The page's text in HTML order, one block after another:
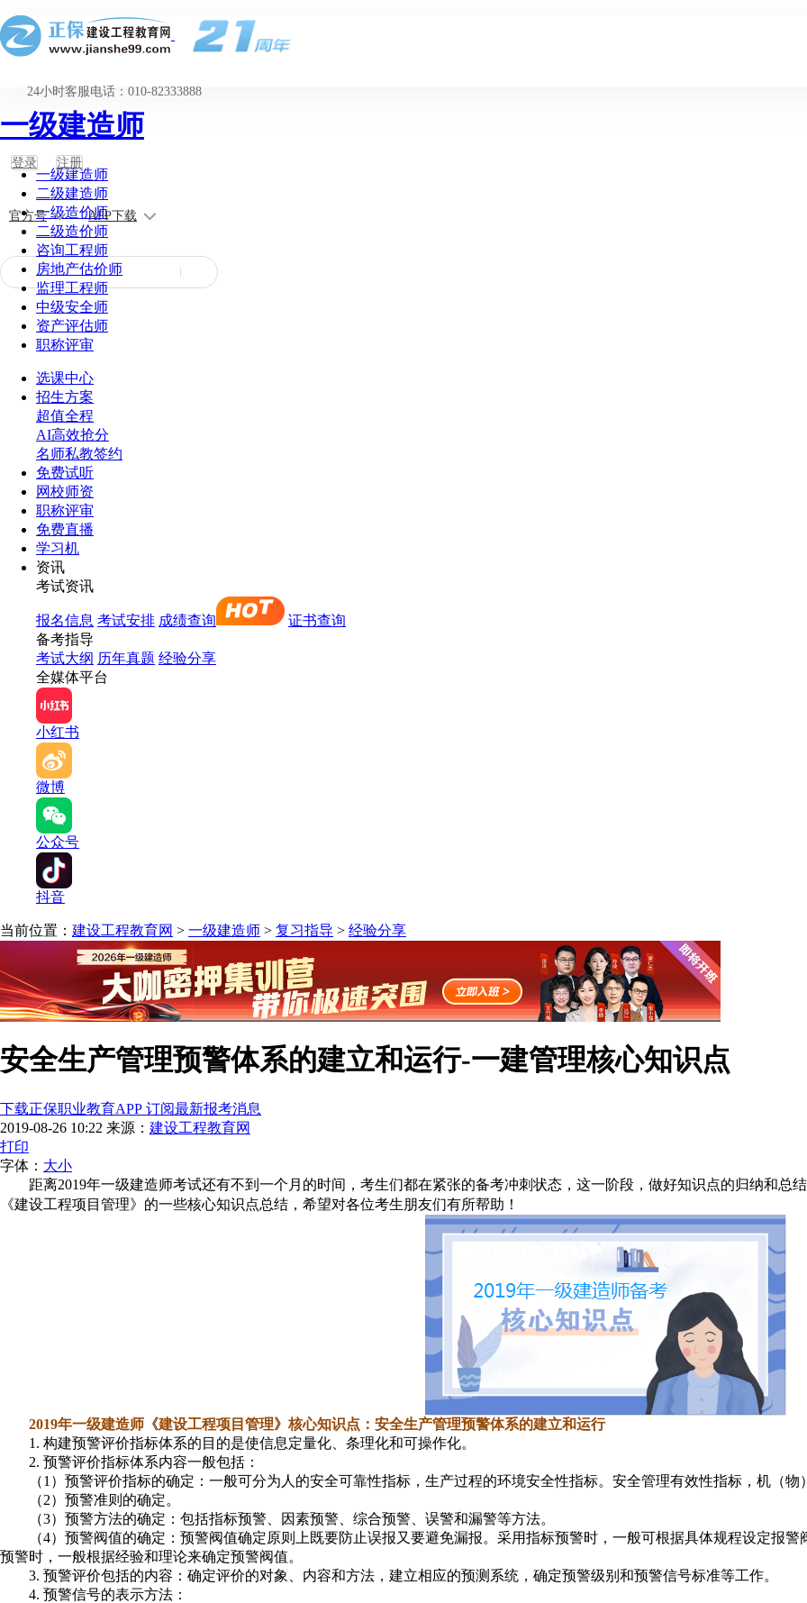
24小时客服电话：010-82333888
登录 注册
官方号 APP下载
一级建造师
一级建造师
二级建造师
一级造价师
二级造价师
咨询工程师
房地产估价师
监理工程师
中级安全师
资产评估师
职称评审
选课中心
招生方案
超值全程
AI高效抢分
名师私教签约
免费试听
网校师资
职称评审
免费直播
学习机
资讯
考试资讯
报名信息 考试安排 成绩查询
证书查询
备考指导
考试大纲 历年真题 经验分享
全媒体平台
小红书
微博
公众号
抖音
当前位置： 建设工程教育网 > 一级建造师 > 复习指导 > 经验分享
安全生产管理预警体系的建立和运行-一建管理核心知识点
下载正保职业教育APP 订阅最新报考消息
2019-08-26 10:22 来源： 建设工程教育网
打印
字体： 大小
距离2019年一级建造师考试还有不到一个月的时间，考生们都在紧张的备考冲刺状态，这一阶段，做好知识点的归纳和总
《建设工程项目管理》的一些核心知识点总结，希望对各位考生朋友们有所帮助！
2019年一级建造师《建设工程项目管理》核心知识点：安全生产管理预警体系的建立和运行
1. 构建预警评价指标体系的目的是使信息定量化、条理化和可操作化。
2. 预警评价指标体系内容一般包括：
（1）预警评价指标的确定：一般可分为人的安全可靠性指标，生产过程的环境安全性指标。安全管理有效性指标，机（物
（2）预警准则的确定。
（3）预警方法的确定：包括指标预警、因素预警、综合预警、误警和漏警等方法。
（4）预警阀值的确定：预警阀值确定原则上既要防止误报又要避免漏报。采用指标预警时，一般可根据具体规程设定报
预警时，一般根据经验和理论来确定预警阀值。
3. 预警评价包括的内容：确定评价的对象、内容和方法，建立相应的预测系统，确定预警级别和预警信号标准等工作。
4. 预警信号的表示方法：